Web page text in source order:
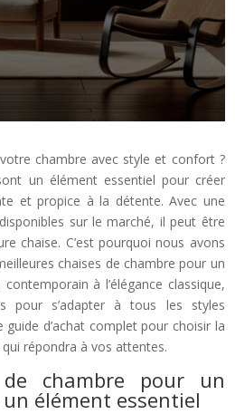
chambre avec style et confort ?
un élément essentiel pour créer
et propice à la détente. Avec une
sur le marché, il peut être
chaise. C’est pourquoi nous avons
chaises de chambre pour un
à l’élégance classique,
pour s’adapter à tous les styles
guide d’achat complet pour choisir la
répondra à vos attentes.
chambre pour un
élément essentiel